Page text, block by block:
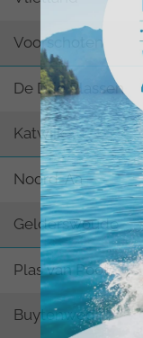
Voorschoten
De Drie Plassen
Katwijk
Noord-Aa
Gelderswoude
Plas van Poot
Buytenwegh